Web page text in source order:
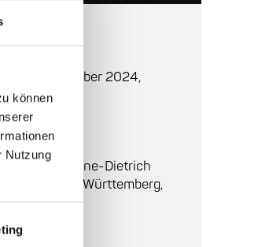
können
Nutzung
23. Oktober 2024,
, Marlene-Dietrich
Baden-Württemberg,